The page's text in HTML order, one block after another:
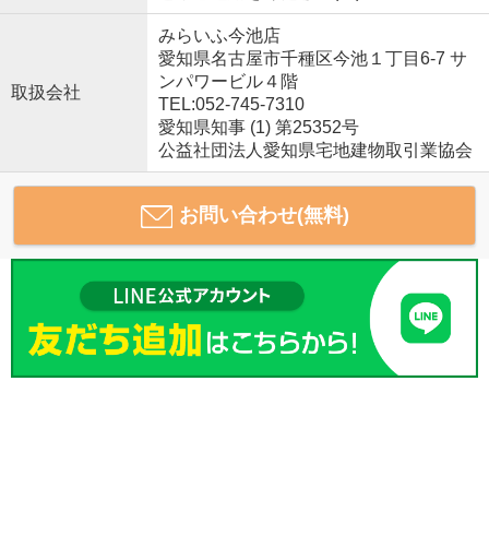
取扱会社
みらいふ今池店
愛知県名古屋市千種区今池１丁目6-7 サ
ンパワービル４階
TEL:052-745-7310
愛知県知事 (1) 第25352号
公益社団法人愛知県宅地建物取引業協会
お問い合わせ(無料)